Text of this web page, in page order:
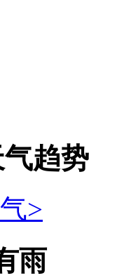
趋势
>
雨